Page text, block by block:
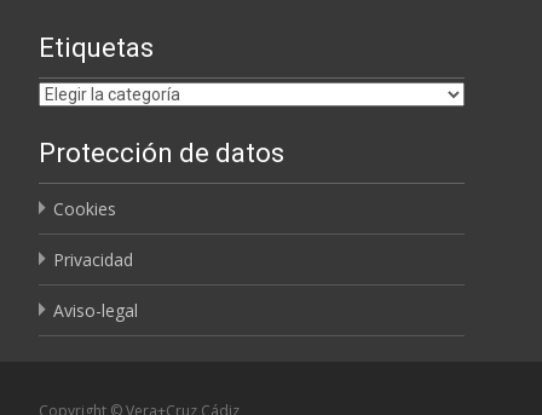
Etiquetas
Etiquetas
Protección de datos
Cookies
Privacidad
Aviso-legal